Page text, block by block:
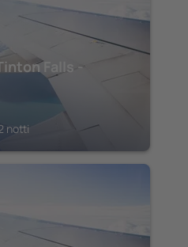
Falls -
notti